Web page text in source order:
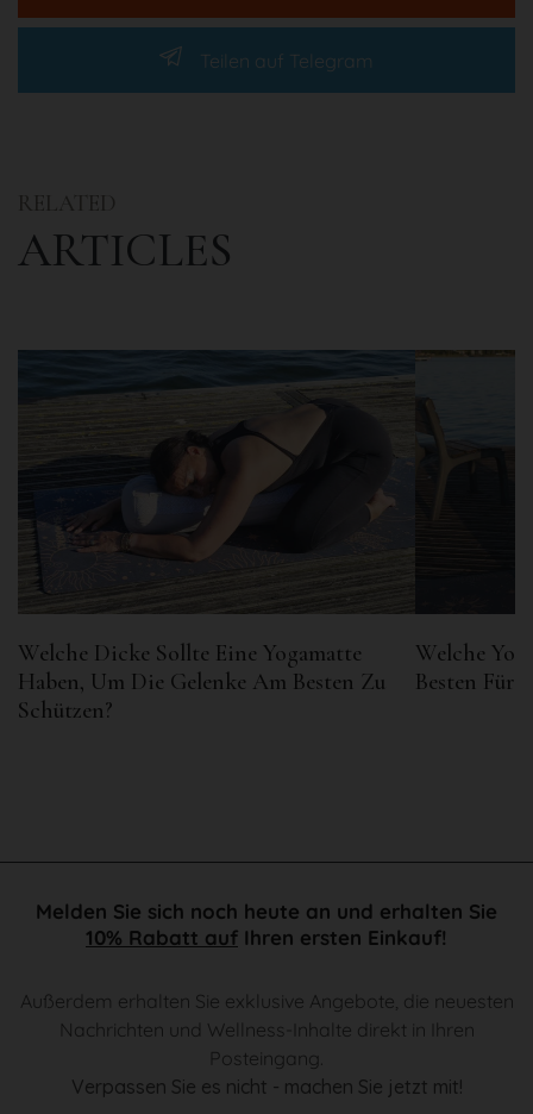
Teilen auf Telegram
ARTICLES
Welche Dicke Sollte Eine Yogamatte
Haben, Um Die Gelenke Am Besten Zu
Schützen?
Welche
Besten Für
Melden Sie sich noch heute an und erhalten Sie
10% Rabatt auf Ihren ersten Einkauf!
Außerdem erhalten Sie exklusive Angebote, die neuesten
Nachrichten und Wellness-Inhalte direkt in Ihren
Posteingang.
Verpassen Sie es nicht - machen Sie jetzt mit!